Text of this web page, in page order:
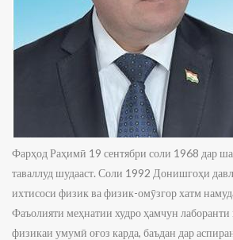
Фарҳод Раҳимӣ 19 сентябри соли 1968 дар
таваллуд шудааст. Соли 1992 Донишгоҳи
ихтисоси физик ва физик-омӯзгор хатм
Фаъолияти меҳнатии худро ҳамчун лаборанти
физикаи умумӣ оғоз карда, баъдан дар